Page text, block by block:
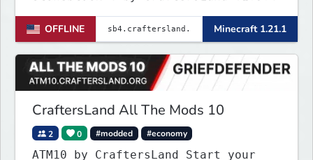
OFFLINE Minecraft 1.21.1
CraftersLand All The Mods 10
2 0 #modded #economy
ATM10 by CraftersLand Start your